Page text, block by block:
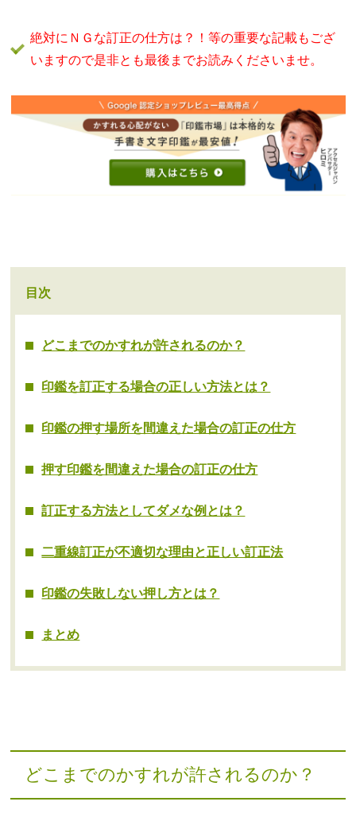
絶対にＮＧな訂正の仕方は？！等の重要な記載もござ
いますので是非とも最後までお読みくださいませ。
目次
どこまでのかすれが許されるのか？
印鑑を訂正する場合の正しい方法とは？
印鑑の押す場所を間違えた場合の訂正の仕方
押す印鑑を間違えた場合の訂正の仕方
訂正する方法としてダメな例とは？
二重線訂正が不適切な理由と正しい訂正法
印鑑の失敗しない押し方とは？
まとめ
どこまでのかすれが許されるのか？